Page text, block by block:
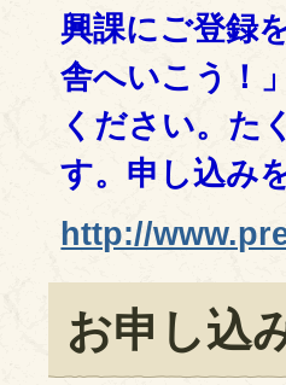
興課にご登録
舎へいこう！
ください。た
す。申し込み
http://
お申し込